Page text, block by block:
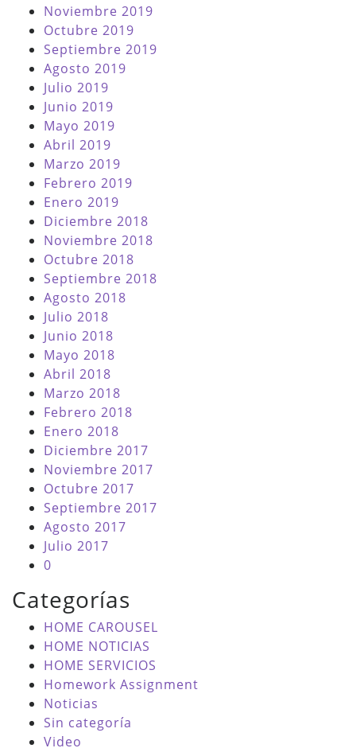
Noviembre 2019
Octubre 2019
Septiembre 2019
Agosto 2019
Julio 2019
Junio 2019
Mayo 2019
Abril 2019
Marzo 2019
Febrero 2019
Enero 2019
Diciembre 2018
Noviembre 2018
Octubre 2018
Septiembre 2018
Agosto 2018
Julio 2018
Junio 2018
Mayo 2018
Abril 2018
Marzo 2018
Febrero 2018
Enero 2018
Diciembre 2017
Noviembre 2017
Octubre 2017
Septiembre 2017
Agosto 2017
Julio 2017
0
Categorías
HOME CAROUSEL
HOME NOTICIAS
HOME SERVICIOS
Homework Assignment
Noticias
Sin categoría
Video